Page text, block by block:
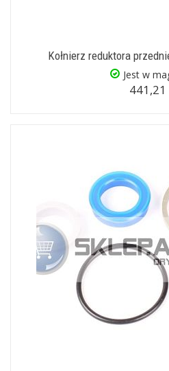
Kołnierz reduktora
Jest w
441,21